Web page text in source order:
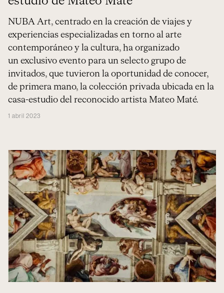
NUBA Art, centrado en la creación de viajes y
experiencias especializadas en torno al arte
contemporáneo y la cultura, ha organizado
un exclusivo evento para un selecto grupo de
invitados, que tuvieron la oportunidad de conocer,
de primera mano, la colección privada ubicada en la
casa-estudio del reconocido artista Mateo Maté.
1 abril 2023